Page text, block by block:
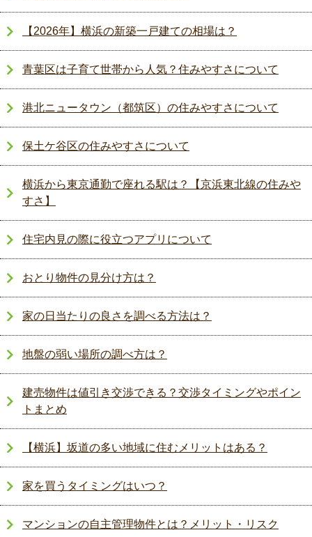
【2026年】横浜の新築一戸建ての相場は？
青葉区は子育て世帯から人気？住みやすさについて
港北ニュータウン（都筑区）の住みやすさについて
保土ケ谷区の住みやすさについて
横浜から東京通勤で座れる駅は？【京浜東北線の住みや
すさ】
住宅内見の際に役立つアプリについて
おとり物件の見分け方は？
家の日当たりの良さを調べる方法は？
地盤の弱い場所の調べ方は？
建売物件は値引き交渉できる？交渉タイミングやポイン
トまとめ
【横浜】坂道の多い地域に住むメリットはある？
家を買うタイミングはいつ？
マンションの自主管理物件とは？メリット・リスク